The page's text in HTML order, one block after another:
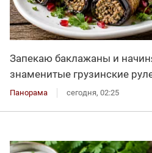
Запекаю баклажаны и
знаменитые грузинские
Панорама сегодня, 02:25